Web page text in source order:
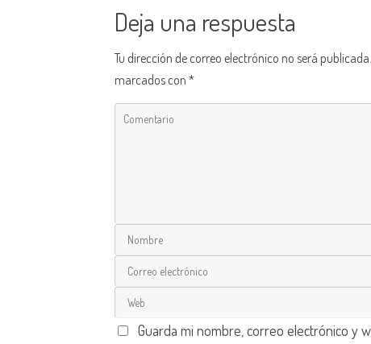
Deja una respuesta
Tu dirección de correo electrónico no será publicada.
marcados con*
Guarda mi nombre, correo electrónico y